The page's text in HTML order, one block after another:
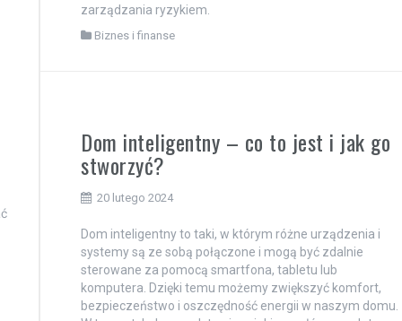
zarządzania ryzykiem.
Biznes i finanse
Dom inteligentny – co to jest i jak go
stworzyć?
20 lutego 2024
Dom inteligentny to taki, w którym różne urządzenia i
systemy są ze sobą połączone i mogą być zdalnie
sterowane za pomocą smartfona, tabletu lub
komputera. Dzięki temu możemy zwiększyć komfort,
bezpieczeństwo i oszczędność energii w naszym domu.